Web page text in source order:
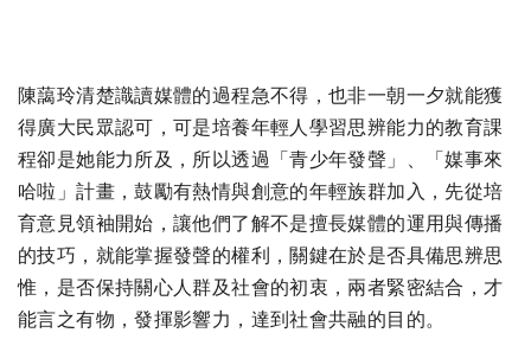
陳藹玲清楚識讀媒體的過程急不得，也非一朝一夕就能獲
得廣大民眾認可，可是培養年輕人學習思辨能力的教育課
程卻是她能力所及，所以透過「青少年發聲」、「媒事來
哈啦」計畫，鼓勵有熱情與創意的年輕族群加入，先從培
育意見領袖開始，讓他們了解不是擅長媒體的運用與傳播
的技巧，就能掌握發聲的權利，關鍵在於是否具備思辨思
惟，是否保持關心人群及社會的初衷，兩者緊密結合，才
能言之有物，發揮影響力，達到社會共融的目的。